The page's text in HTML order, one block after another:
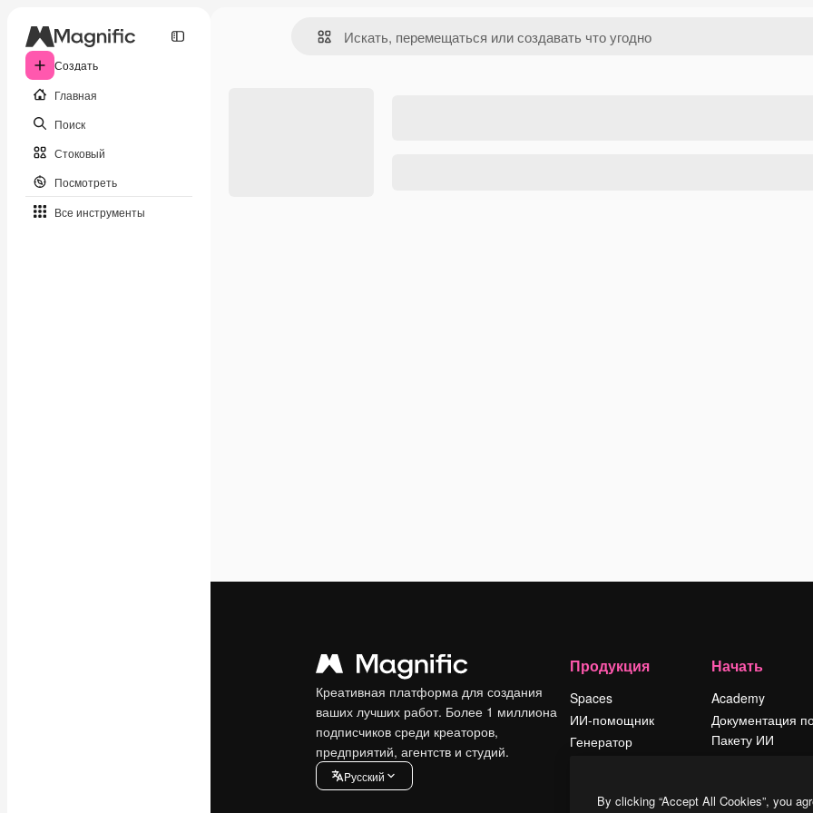
Создать
Главная
Поиск
Стоковый
Посмотреть
Все инструменты
Креативная платформа для создания
ваших лучших работ. Более 1 миллиона
подписчиков среди креаторов,
предприятий, агентств и студий.
Pусский
Продукция
Spaces
ИИ-помощник
Генератор
Начать
Academy
Документация
Пакету ИИ
Условия и
By clicking “Accept All Cookies”, you